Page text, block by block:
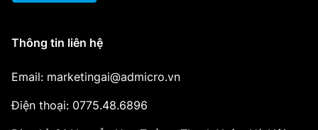
Thông tin liên hệ
Email: marketingai@admicro.vn
Điện thoại: 0775.48.6896